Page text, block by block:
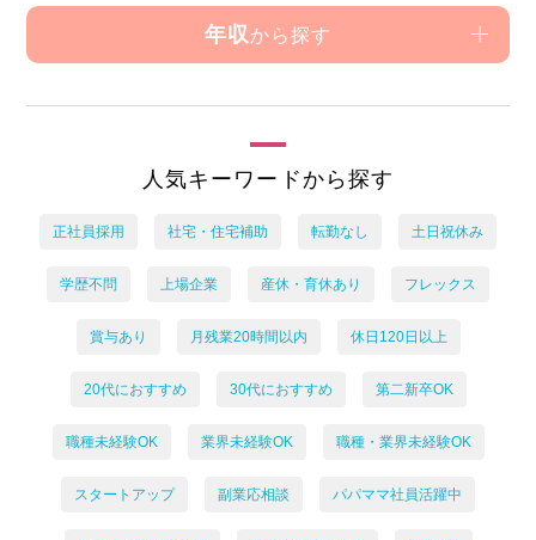
年収 から探す
人気キーワードから探す
正社員採用 社宅・住宅補助 転勤なし 土日祝休み
学歴不問 上場企業 産休・育休あり フレックス
賞与あり 月残業20時間以内 休日120日以上
20代におすすめ 30代におすすめ 第二新卒OK
職種未経験OK 業界未経験OK 職種・業界未経験OK
スタートアップ 副業応相談 パパママ社員活躍中